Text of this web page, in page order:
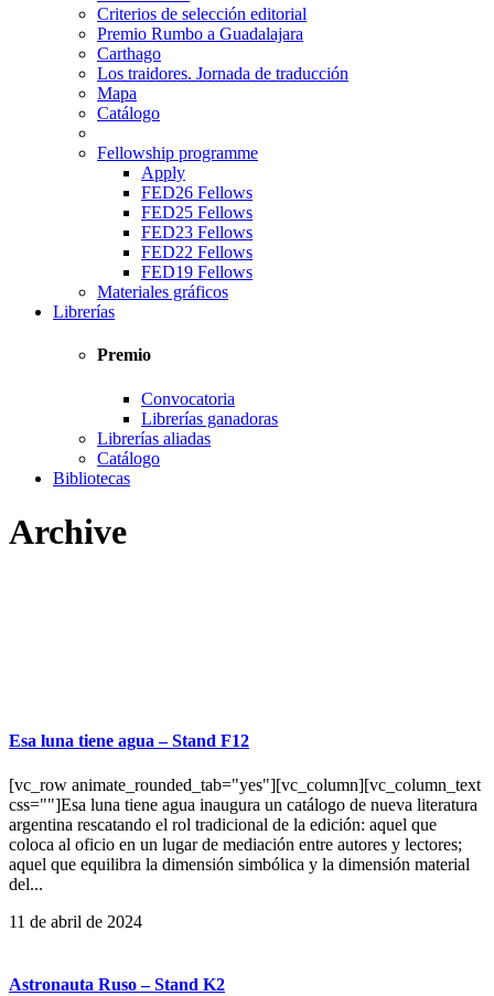
Criterios de selección editorial
Premio Rumbo a Guadalajara
Carthago
Los traidores. Jornada de traducción
Mapa
Catálogo
Fellowship programme
Apply
FED26 Fellows
FED25 Fellows
FED23 Fellows
FED22 Fellows
FED19 Fellows
Materiales gráficos
Librerías
Premio
Convocatoria
Librerías ganadoras
Librerías aliadas
Catálogo
Bibliotecas
Archive
Esa luna tiene agua – Stand F12
[vc_row animate_rounded_tab="yes"][vc_column][vc_column_text
css=""]Esa luna tiene agua inaugura un catálogo de nueva literatura
argentina rescatando el rol tradicional de la edición: aquel que
coloca al oficio en un lugar de mediación entre autores y lectores;
aquel que equilibra la dimensión simbólica y la dimensión material
del...
11 de abril de 2024
Astronauta Ruso – Stand K2